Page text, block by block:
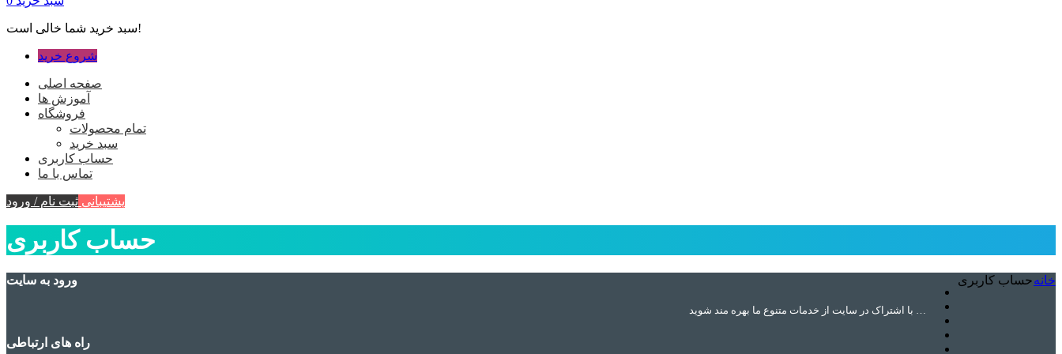
سبد خرید شما خالی است!
شروع خرید
صفحه اصلی
آموزش ها
فروشگاه
تمام محصولات
سبد خرید
حساب کاربری
تماس با ما
پشتیبانی ثبت نام / ورود
حساب کاربری
خانهحساب کاربری ورود به سایت
با اشتراک در سایت از خدمات متنوع ما بهره مند شوید …
راه های ارتباطی